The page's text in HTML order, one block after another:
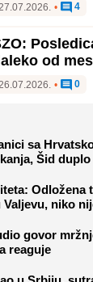
• 4
od
• 0
sa
Šid duplo
Valjevu, niko
govor
reaguje